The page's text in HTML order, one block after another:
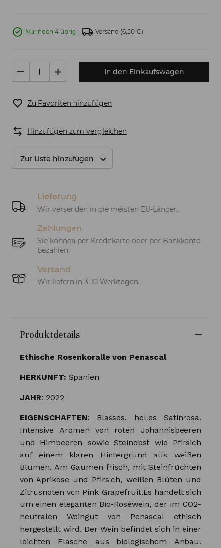
Nur noch 4 übrig Versand (6,50 €)
In den Einkaufswagen
Zu Favoriten hinzufügen
Hinzufügen zum vergleichen
Zur Liste hinzufügen
Lieferung
Wir versenden in die meisten EU-Länder.
Zahlungen
Sie können per Kreditkarte oder per Bankkonto
bezahlen.
Versand
Wir liefern in 3-10 Werktagen.
Produktdetails
Ethische Rosenkoralle von Penascal
HERKUNFT: Spanien
JAHR: 2022
EIGENSCHAFTEN: Blasses, helles Satinrosa.
Intensive Aromen von roten Johannisbeeren
und Himbeeren sowie Steinobst wie Pfirsich
auf einem klaren Hintergrund aus weißen
Blumen. Am Gaumen frisch, mit Steinfrüchten
von Aprikose und Pfirsich, weißen Blüten und
Zitrusnoten von Pink Grapefruit.Es handelt sich
um einen eleganten Bio-Roséwein, der im CO2-
neutralen Weingut von Penascal ethisch
hergestellt wird. Der Wein befindet sich in einer
leichten Flasche aus biologischem Anbau.